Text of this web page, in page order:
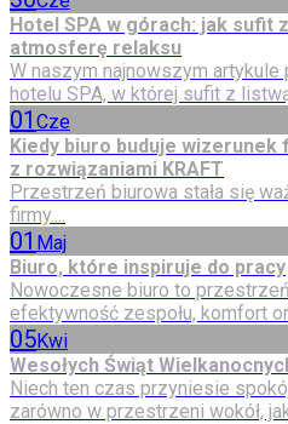
Hotel SPA w górach: jak sufit
atmosferę relaksu
W naszym najnowszym
hotelu SPA, w której sufit z
01 Cze
Kiedy biuro buduje
z rozwiązaniami KRAFT
Przestrzeń biurowa stała się
firmy....
01 Maj
Biuro, które inspiruje do pracy
Nowoczesne biuro to
efektywność zespołu, komfort
05Kwi
Wesołych Świąt
Niech ten czas przyniesie
zarówno w przestrzeni wokół,